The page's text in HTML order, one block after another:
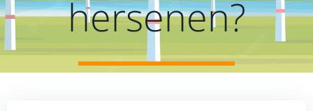
hersenen?